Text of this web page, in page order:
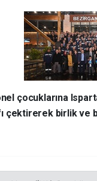
çocuklarına
çektirerek birlik ve